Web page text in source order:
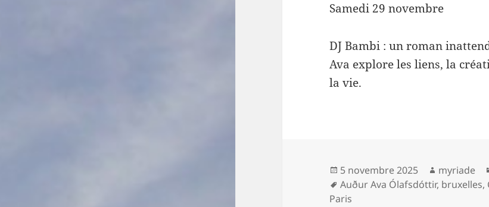
Samedi 29 novembre
DJ Bambi : un roman
Ava explore les liens, la
la vie.
Publié
le
5 novembre 2025 Auteur
myriade
Mots-
clés
Auður Ava Ólafsdóttir, bruxelles,
Paris